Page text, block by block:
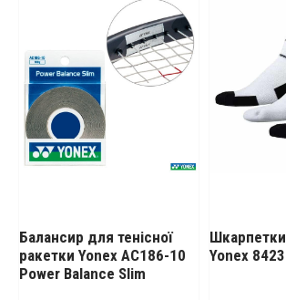
для тенісної
Yonex AC186-10
Slim
Шкарпетки спортивні
Yonex 8423 (3 pcs.)